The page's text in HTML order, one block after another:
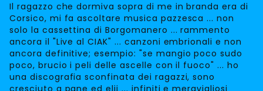
Il ragazzo che dormiva sopra di me in branda era di
Corsico, mi fa ascoltare musica pazzesca ... non
solo la cassettina di Borgomanero ... rammento
ancora il "Live al CIAK" ... canzoni embrionali e non
ancora definitive; esempio: "se mangio poco sudo
poco, brucio i peli delle ascelle con il fuoco" ... ho
una discografia sconfinata dei ragazzi, sono